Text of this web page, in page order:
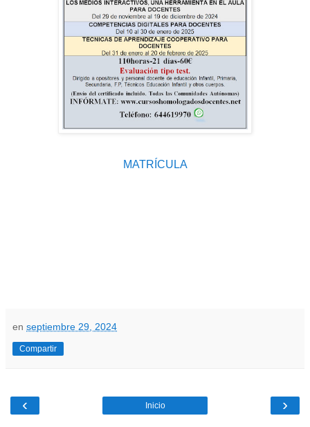
MATRÍCULA
en septiembre 29, 2024
Compartir
‹ ›
Inicio